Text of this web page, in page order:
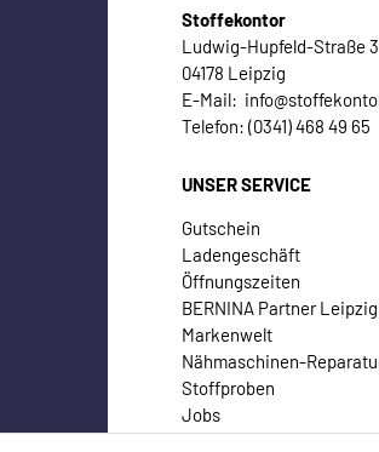
Stoffekontor
Ludwig-Hupfeld-Straße
04178 Leipzig
E-Mail:
Telefon: (0341) 468 49 65
UNSER SERVICE
Gutschein
Ladengeschäft
Öffnungszeiten
BERNINA Partner Leipzig
Markenwelt
Nähmaschinen-
Stoffproben
Jobs
Kontakt